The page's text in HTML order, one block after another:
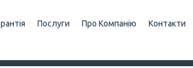
Послуги Про Компанію Контакти